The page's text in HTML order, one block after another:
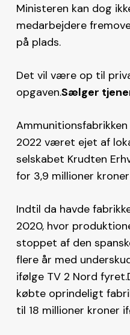
Ministeren kan dog
medarbejdere
på plads.
Det vil være op til
opgaven.Sælger
2022 været ejet af
selskabet Krudten
for 3,9 millioner
Indtil da havde
2020, hvor
stoppet af den
flere år med
ifølge TV 2 Nord
købte oprindeligt
til 18 millioner kroner